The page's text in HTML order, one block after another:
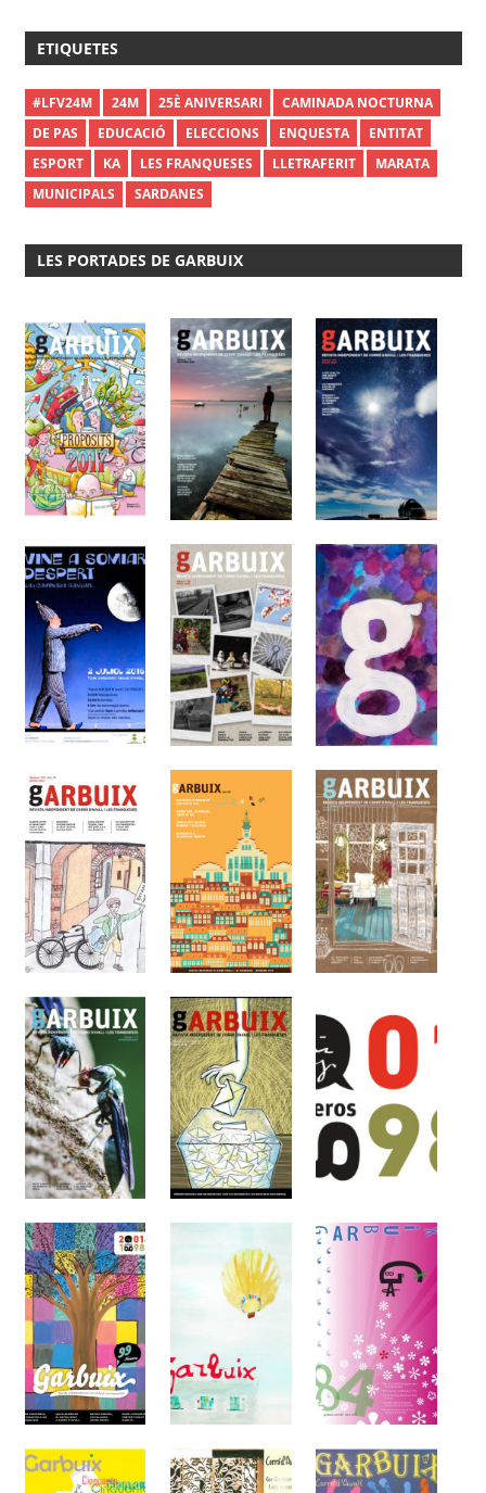
ETIQUETES
#LFV24M 24M 25È ANIVERSARI
CAMINADA NOCTURNA
DE PAS
EDUCACIÓ ELECCIONS ENQUESTA
ENTITAT
ESPORT
KA LES FRANQUESES LLETRAFERIT
MARATA
MUNICIPALS
SARDANES
LES PORTADES DE GARBUIX